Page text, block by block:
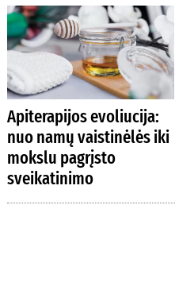
Apiterapijos evoliucija:
nuo namų vaistinėlės iki
mokslu pagrįsto
sveikatinimo